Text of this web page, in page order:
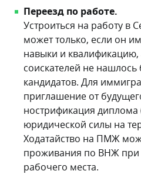
Переезд по работе.
Устроиться на работу в
может только, если он
навыки и квалификацию,
соискателей не
кандидатов. Для
приглашение от
нострификация
юридической силы на
Ходатайство на ПМЖ
проживания по ВНЖ при
рабочего места.